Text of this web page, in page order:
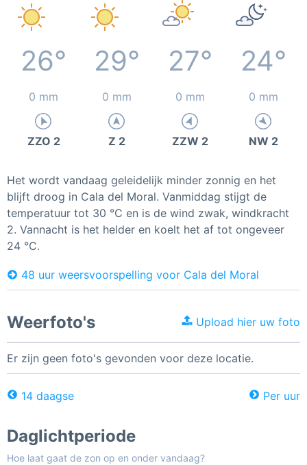
26° 29° 27° 24°
0 mm 0 mm 0 mm 0 mm
ZZO 2 Z 2 ZZW 2 NW 2
Het wordt vandaag geleidelijk minder zonnig en het
blijft droog in Cala del Moral. Vanmiddag stijgt de
temperatuur tot 30 °C en is de wind zwak, windkracht
2. Vannacht is het helder en koelt het af tot ongeveer
24 °C.
48 uur weersvoorspelling voor Cala del Moral
Weerfoto's Upload hier uw foto
Er zijn geen foto's gevonden voor deze locatie.
14 daagse Per uur
Daglichtperiode
Hoe laat gaat de zon op en onder vandaag?